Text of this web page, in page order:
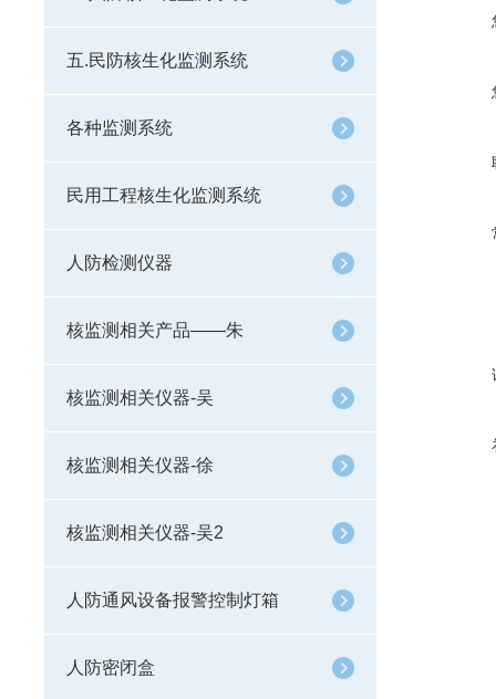
五.民防核生化监测系统
各种监测系统
民用工程核生化监测系统
人防检测仪器
核监测相关产品——朱
核监测相关仪器-吴
核监测相关仪器-徐
核监测相关仪器-吴2
人防通风设备报警控制灯箱
人防密闭盒